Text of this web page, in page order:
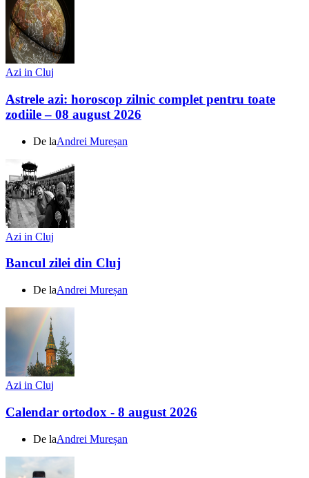
Azi in Cluj
Astrele azi: horoscop zilnic complet pentru toate
zodiile – 08 august 2026
De laAndrei Mureșan
Azi in Cluj
Bancul zilei din Cluj
De laAndrei Mureșan
Azi in Cluj
Calendar ortodox - 8 august 2026
De laAndrei Mureșan